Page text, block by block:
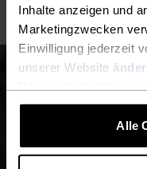
Inhalte anzeigen und
Marketingzwecken
Einwilligung jederzeit
unserer Website
Alle